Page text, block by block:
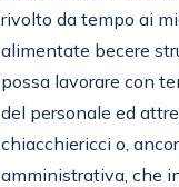
rivolto da tempo ai
alimentate becere
possa lavorare con
del personale ed
chiacchiericci o,
amministrativa, che